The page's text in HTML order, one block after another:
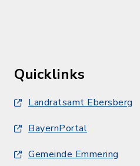
Quicklinks
Landratsamt Ebersberg
BayernPortal
Gemeinde Emmering